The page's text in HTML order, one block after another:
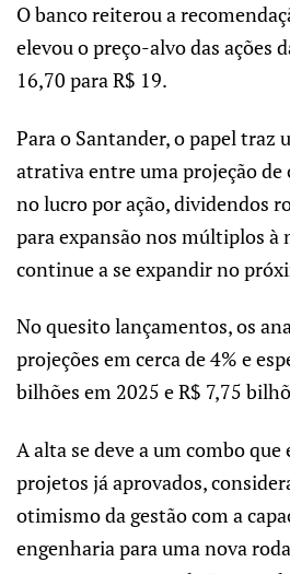
O banco reiterou a
elevou o preço-alvo das ações
16,70 para R$ 19.
Para o Santander, o papel traz
atrativa entre uma projeção de
no lucro por ação, dividendos
para expansão nos múltiplos à
continue a se expandir no
No quesito lançamentos, os
projeções em cerca de 4% e
bilhões em 2025 e R$ 7,75
A alta se deve a um combo que
projetos já aprovados,
otimismo da gestão com a
engenharia para uma nova